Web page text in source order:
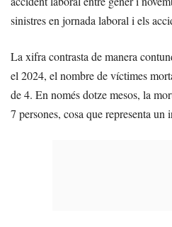
sinistres en jornada laboral i els
La xifra contrasta de manera
el 2024, el nombre de víctimes
de 4. En només dotze mesos, la
7 persones, cosa que representa